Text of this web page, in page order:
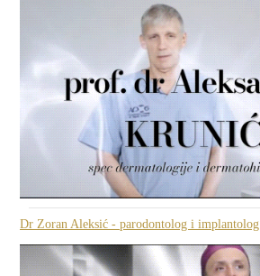
Dr Zoran Aleksić - parodontolog i implantolog